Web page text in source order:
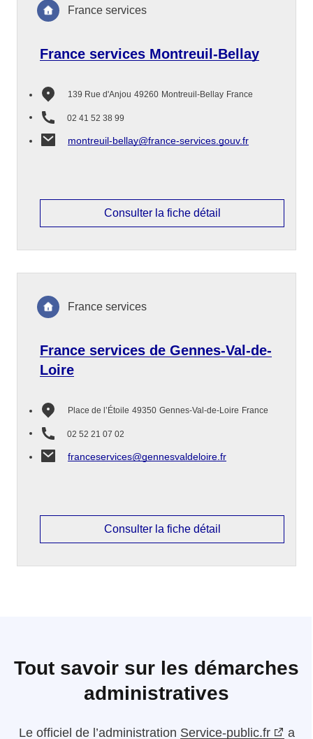
France services Montreuil-Bellay
139 Rue d'Anjou 49260 Montreuil-Bellay France
02 41 52 38 99
montreuil-bellay@france-services.gouv.fr
France services
Consulter la fiche détail
France services de Gennes-Val-de-
Loire
Place de l’Étoile 49350 Gennes-Val-de-Loire France
02 52 21 07 02
franceservices@gennesvaldeloire.fr
France services
Consulter la fiche détail
Tout savoir sur les démarches
administratives
Le officiel de l’administration Service-public.fr a